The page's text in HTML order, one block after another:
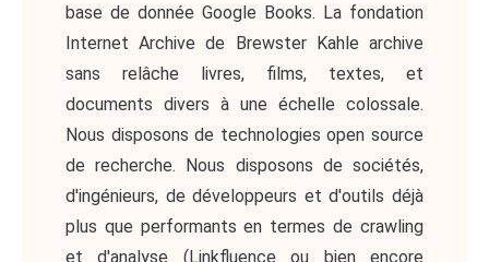
base de donnée Google Books. La fondation
Internet Archive de Brewster Kahle archive
sans relâche livres, films, textes, et
documents divers à une échelle colossale.
Nous disposons de technologies open source
de recherche. Nous disposons de sociétés,
d'ingénieurs, de développeurs et d'outils déjà
plus que performants en termes de crawling
et d'analyse (Linkfluence ou bien encore